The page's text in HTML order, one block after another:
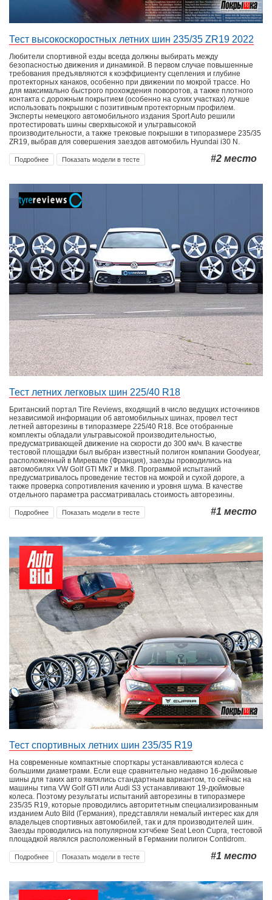
Тест высокоскоростных летних шин 235/35 ZR19 2022
Любители спортивной езды всегда должны выбирать между
безопасностью движения и динамикой. В первом случае повышенные
требования предъявляются к коэффициенту сцепления и глубине
протекторных канаков, особенно при движении по мокрой трассе. Но
для максимально быстрого прохождения поворотов, а также плотного
контакта с дорожным покрытием (особенно на сухих участках) лучше
использовать покрышки с позитивным протекторным профилем.
Эксперты немецкого автомобильного издания Sport Auto решили
протестировать шины сверхвысокой и ультравысокой
производительности, а также трековые покрышки в типоразмере 235/35
ZR19, выбрав для совершения заездов автомобиль Hyundai i30 N.
Подробнее Показать модели в тесте #2 место
Тест летних легковых шин 225/40 R18
Британский портал Tire Reviews, входящий в число ведущих источников
независимой информации об автомобильных шинах, провел тест
летней авторезины в типоразмере 225/40 R18. Все отобранные
комплекты обладали ультравысокой производительностью,
предусматривающей движение на скорости до 300 км/ч. В качестве
тестовой площадки был выбран известный полигон компании Goodyear,
расположенный в Миревале (Франция), заезды проводились на
автомобилях VW Golf GTI Mk7 и Mk8. Программой испытаний
предусматривалось проведение тестов на мокрой и сухой дороге, а
также проверка сопротивления качению и уровня шума. В качестве
отдельного параметра рассматривалась стоимость авторезины.
Подробнее Показать модели в тесте #1 место
Тест спортивных летних шин 235/35 R19
На современные компактные спорткары устанавливаются колеса с
большими диаметрами. Если еще сравнительно недавно 16-дюймовые
шины для таких авто являлись стандартным вариантом, то сейчас на
машины типа VW Golf GTI или Audi S3 устанавливают 19-дюймовые
колеса. Поэтому результаты испытаний авторезины в типоразмере
235/35 R19, которые проводились авторитетным специализированным
изданием Auto Bild (Германия), представляли немалый интерес как для
владельцев спортивных автомобилей, так и для производителей шин.
Заезды проводились на популярном хэтчбеке Seat Leon Cupra, тестовой
площадкой являлся расположенный в Германии полигон Contidrom.
Подробнее Показать модели в тесте #1 место